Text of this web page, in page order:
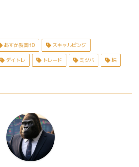
あすか製薬HD スキャルピング
デイトレ トレード ミツバ 株